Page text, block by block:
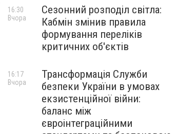
Сезонний розподіл світла:
Кабмін змінив правила
формування переліків
критичних об'єктів
16:30
Вчора
Трансформація Служби
безпеки України в умовах
екзистенційної війни:
баланс між
євроінтеграційними
16:17
Вчора